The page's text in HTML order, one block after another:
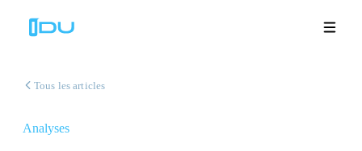
Solutions
Tous les articles
Analyses